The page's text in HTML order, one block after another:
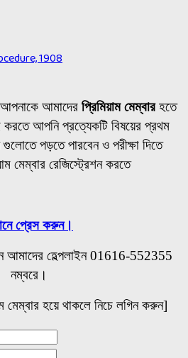
1908
আমাদের প্রিমিয়াম মেম্বারহতে
করতে আপনি প্রত্যেকটি বিষয়ের প্রথম
গুলোতেপড়তে পারবেন ও পরীক্ষা দিতে
মেম্বার রেজিস্ট্রেশন করতে
প্রেস করুন।
আমাদের হেল্পলাইন 01616-552355
নম্বরে।
মেম্বার হয়ে থাকলে নিচে লগিন করুন]